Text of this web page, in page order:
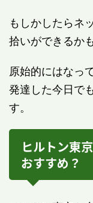
もしかしたらネ
拾いができるか
原始的にはなっ
発達した今日で
す。
ヒルトン東
おすすめ？